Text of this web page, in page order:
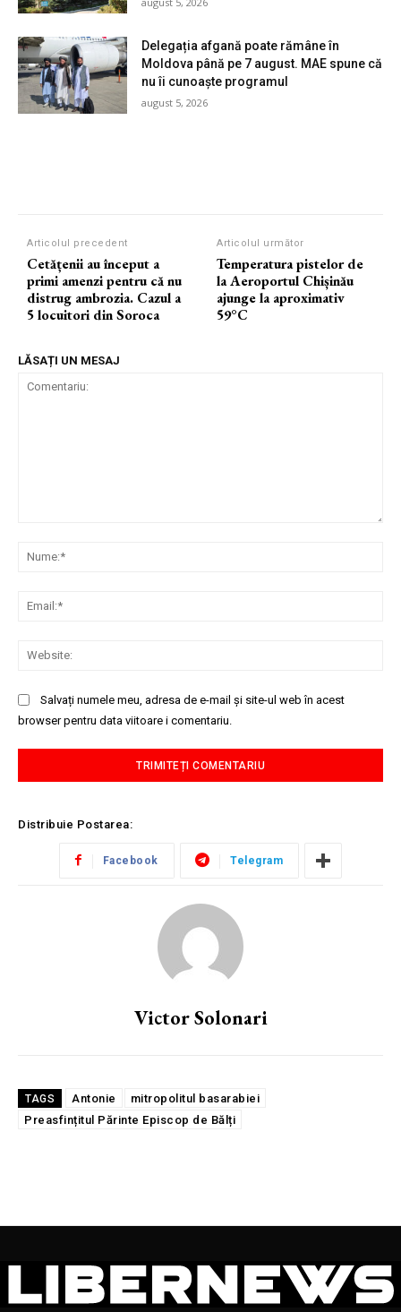
Delegația afgană poate rămâne în
Moldova până pe 7 august. MAE spune că
nu îi cunoaște programul
august 5, 2026
Articolul precedent
Cetățenii au început a
primi amenzi pentru că nu
distrug ambrozia. Cazul a
5 locuitori din Soroca
Articolul următor
Temperatura pistelor de
la Aeroportul Chișinău
ajunge la aproximativ
59°C
LĂSAȚI UN MESAJ
Salvați numele meu, adresa de e-mail și site-ul web în acest
browser pentru data viitoare i comentariu.
Distribuie Postarea:
Facebook Telegram
Victor Solonari
TAGS Antonie
mitropolitul basarabiei
Preasfințitul Părinte Episcop de Bălți